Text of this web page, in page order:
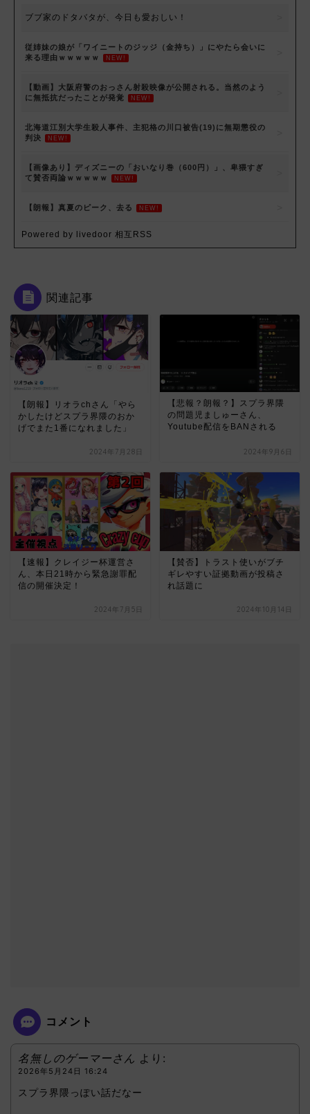
ブブ家のドタバタが、今日も愛おしい！
従姉妹の娘が「ワイニートのジッジ（金持ち）」にやたら会いに
来る理由ｗｗｗｗｗ
NEW!
【動画】大阪府警のおっさん射殺映像が公開される。当然のよう
に無抵抗だったことが発覚
NEW!
北海道江別大学生殺人事件、主犯格の川口被告(19)に無期懲役の
判決
NEW!
【画像あり】ディズニーの「おいなり巻（600円）」、卑猥すぎ
て賛否両論ｗｗｗｗｗ
NEW!
【朗報】真夏のピーク、去る NEW!
Powered by livedoor 相互RSS
関連記事
【朗報】リオラchさん「やら
かしたけどスプラ界隈のおか
げでまた1番になれました」
2024年7月28日
【悲報？朗報？】スプラ界隈
の問題児ましゅーさん、
Youtube配信をBANされる
2024年9月6日
【速報】クレイジー杯運営さ
ん、本日21時から緊急謝罪配
信の開催決定！
2024年7月5日
【賛否】トラスト使いがブチ
ギレやすい証拠動画が投稿さ
れ話題に
2024年10月14日
コメント
名無しのゲーマーさん より:
2026年5月24日 16:24
スプラ界隈っぽい話だなー